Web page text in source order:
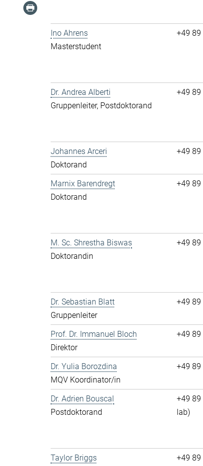
Ino Ahrens
Masterstudent
+49 89
Dr. Andrea Alberti
Gruppenleiter, Postdoktorand
+49 89
Johannes Arceri
Doktorand
+49 89
Marnix Barendregt
Doktorand
+49 89
M. Sc. Shrestha Biswas
Doktorandin
+49 89
Dr. Sebastian Blatt
Gruppenleiter
+49 89
Prof. Dr. Immanuel Bloch
Direktor
+49 89
Dr. Yulia Borozdina
MQV Koordinator/in
+49 89
Dr. Adrien Bouscal
Postdoktorand
+49 89
lab)
Taylor Briggs
+49 89